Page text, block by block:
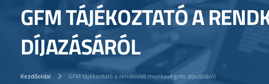
GFM TÁJÉKOZTATÓ A
DÍJAZÁSÁRÓL
Kezdőoldal GFM tájékoztató a rendkívüli munkavégzés díjazásáról